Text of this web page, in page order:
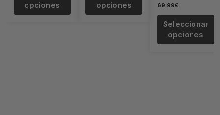
opciones
opciones
69.99€
Seleccionar
opciones